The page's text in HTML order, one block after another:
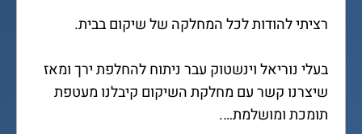
ברצוני לשבח את עבודה של היבה